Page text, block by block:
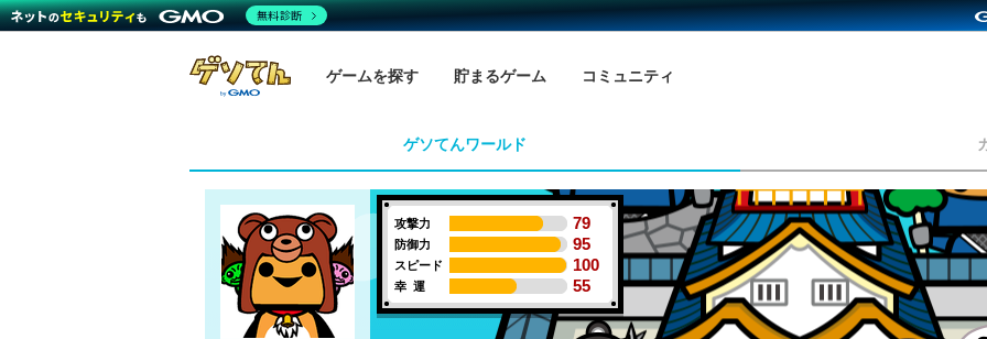
ゲームを探す 貯まるゲーム コミュニティ
ゲソてんワールド
攻撃力 79
防御力 95
スピード 100
幸 運 55
無料診断